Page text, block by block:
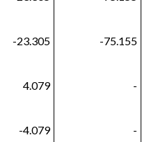
-23.305
-75.155
4.079
-
-4.079
-